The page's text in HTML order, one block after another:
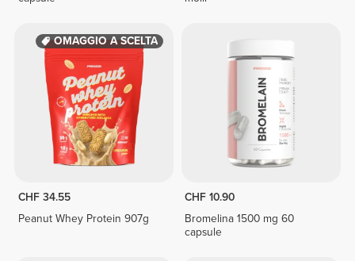
OMAGGIO A SCELTA
CHF 34.55
Peanut Whey Protein 907g
CHF 10.90
Bromelina 1500 mg 60
capsule